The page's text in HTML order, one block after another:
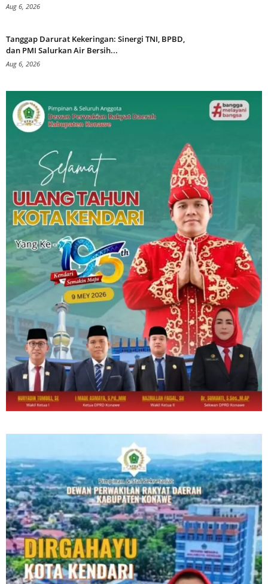
Aug 6, 2026
Tanggap Darurat Kekeringan: Sinergi TNI, BPBD,
dan PMI Salurkan Air Bersih...
Aug 6, 2026